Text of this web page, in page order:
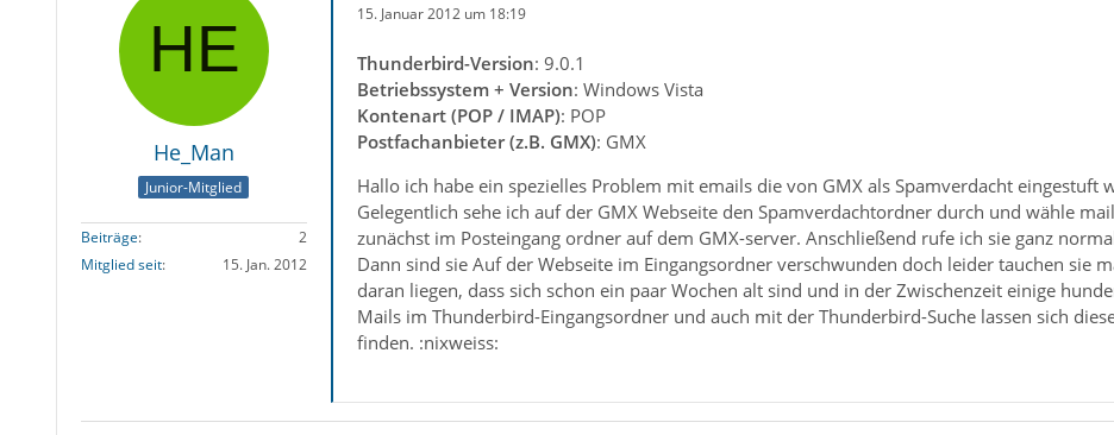
He_Man
Junior-Mitglied
Beiträge
2
Mitglied seit
15. Jan. 2012
15. Januar 2012 um 18:19
Thunderbird-Version: 9.0.1
Betriebssystem + Version: Windows Vista
Kontenart (POP / IMAP): POP
Postfachanbieter (z.B. GMX): GMX
Hallo ich habe ein spezielles Problem mit emails die von GMX als Spamverdacht eingestuft
Gelegentlich sehe ich auf der GMX Webseite den Spamverdachtordner durch und wähle
zunächst im Posteingang ordner auf dem GMX-server. Anschließend rufe ich sie ganz
Dann sind sie Auf der Webseite im Eingangsordner verschwunden doch leider tauchen sie
daran liegen, dass sich schon ein paar Wochen alt sind und in der Zwischenzeit einige
Mails im Thunderbird-Eingangsordner und auch mit der Thunderbird-Suche lassen sich
finden. :nixweiss: